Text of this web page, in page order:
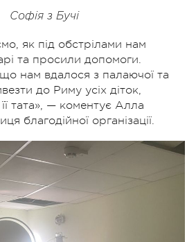
Софія з Бучі
як під обстрілами нам
та просили допомоги.
нам вдалося з палаючої та
до Риму усіх діток,
тата», — коментує Алла
благодійної організації.